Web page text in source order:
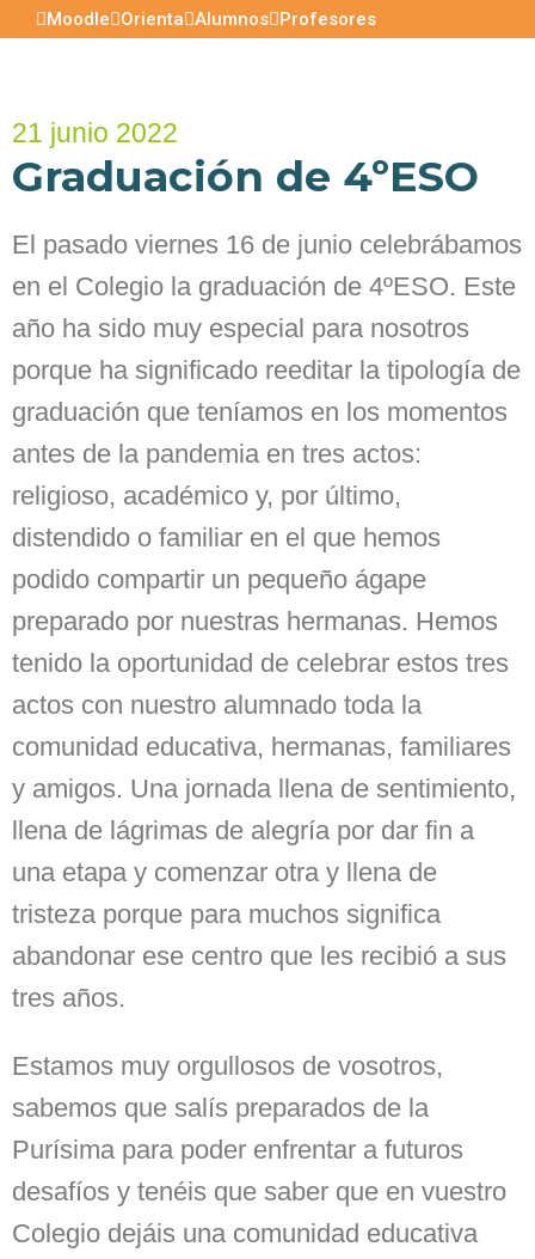
Moodle Orienta Alumnos Profesores
21 junio 2022
Graduación de 4ºESO
El pasado viernes 16 de junio celebrábamos
en el Colegio la graduación de 4ºESO. Este
año ha sido muy especial para nosotros
porque ha significado reeditar la tipología de
graduación que teníamos en los momentos
antes de la pandemia en tres actos:
religioso, académico y, por último,
distendido o familiar en el que hemos
podido compartir un pequeño ágape
preparado por nuestras hermanas. Hemos
tenido la oportunidad de celebrar estos tres
actos con nuestro alumnado toda la
comunidad educativa, hermanas, familiares
y amigos. Una jornada llena de sentimiento,
llena de lágrimas de alegría por dar fin a
una etapa y comenzar otra y llena de
tristeza porque para muchos significa
abandonar ese centro que les recibió a sus
tres años.
Estamos muy orgullosos de vosotros,
sabemos que salís preparados de la
Purísima para poder enfrentar a futuros
desafíos y tenéis que saber que en vuestro
Colegio dejáis una comunidad educativa